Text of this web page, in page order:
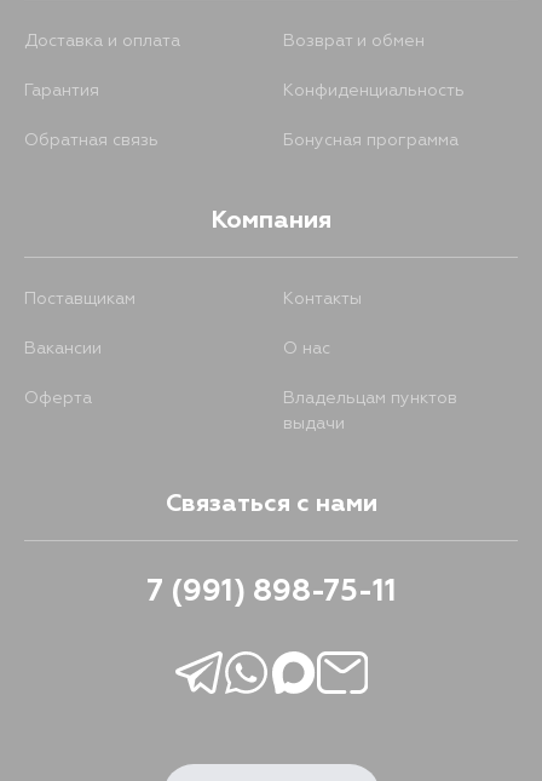
Доставка и оплата Возврат и обмен
Гарантия Конфиденциальность
Обратная связь Бонусная программа
Компания
Поставщикам Контакты
Вакансии О нас
Оферта
Владельцам пунктов
выдачи
Связаться с нами
7 (991) 898-75-11